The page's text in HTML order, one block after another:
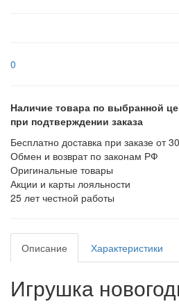
0
Наличие товара по выбранной
при подтверждении заказа
Бесплатно доставка при заказе от
Обмен и возврат по законам РФ
Оригинальные товары
Акции и карты лояльности
25 лет честной работы
Описание Характеристики
Игрушка